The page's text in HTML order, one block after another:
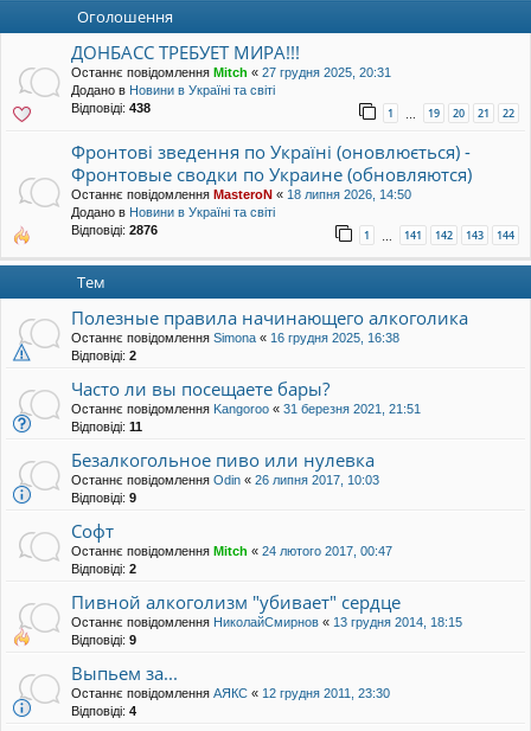
Оголошення
ДОНБАСС ТРЕБУЕТ МИРА!!!
Останнє повідомлення Mitch « 27 грудня 2025, 20:31
Додано в Новини в Україні та світі
Відповіді: 438 1 … 19 20 21 22
Фронтові зведення по Україні (оновлюється) -
Фронтовые сводки по Украине (обновляются)
Останнє повідомлення MasteroN « 18 липня 2026, 14:50
Додано в Новини в Україні та світі
Відповіді: 2876 1 … 141 142 143 144
Тем
Полезные правила начинающего алкоголика
Останнє повідомлення Simona « 16 грудня 2025, 16:38
Відповіді: 2
Часто ли вы посещаете бары?
Останнє повідомлення Kangoroo « 31 березня 2021, 21:51
Відповіді: 11
Безалкогольное пиво или нулевка
Останнє повідомлення Odin « 26 липня 2017, 10:03
Відповіді: 9
Софт
Останнє повідомлення Mitch « 24 лютого 2017, 00:47
Відповіді: 2
Пивной алкоголизм "убивает" сердце
Останнє повідомлення НиколайСмирнов « 13 грудня 2014, 18:15
Відповіді: 9
Выпьем за...
Останнє повідомлення АЯКС « 12 грудня 2011, 23:30
Відповіді: 4